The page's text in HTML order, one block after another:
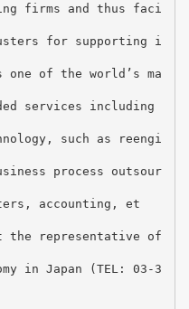
firms and thus faci
for supporting i
of the world’s ma
services including
such as reengi
process outsour
accounting, et
the representative of
in Japan (TEL: 03-3